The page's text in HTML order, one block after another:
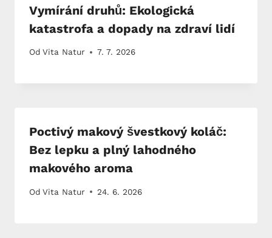
Vymírání druhů: Ekologická
katastrofa a dopady na zdraví lidí
Od Vita Natur 7. 7. 2026
Poctivý makový švestkový koláč:
Bez lepku a plný lahodného
makového aroma
Od Vita Natur 24. 6. 2026